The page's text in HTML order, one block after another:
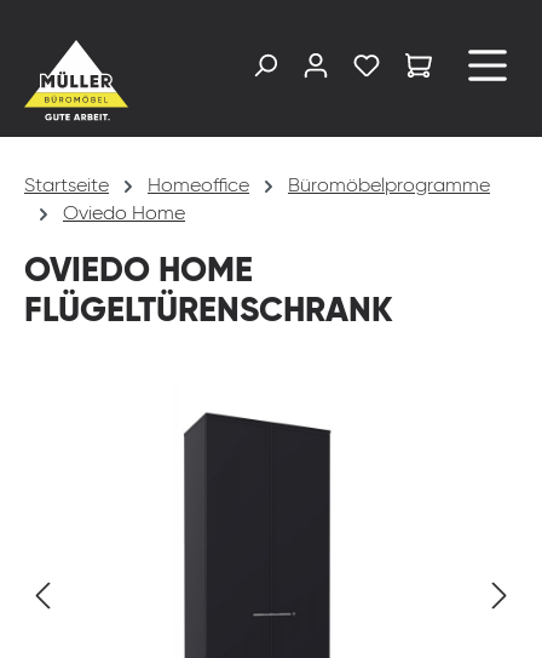
Startseite Homeoffice
Büromöbelprogramme
Oviedo Home
OVIEDO HOME
FLÜGELTÜRENSCHRANK